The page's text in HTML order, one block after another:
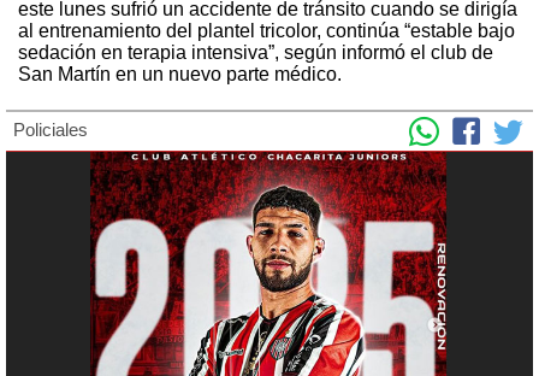
este lunes sufrió un accidente de tránsito cuando se dirigía
al entrenamiento del plantel tricolor, continúa “estable bajo
sedación en terapia intensiva”, según informó el club de
San Martín en un nuevo parte médico.
Policiales